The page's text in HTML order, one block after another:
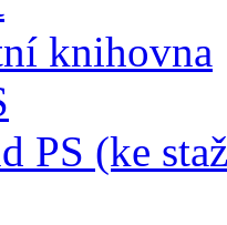
knihovna
PS (ke